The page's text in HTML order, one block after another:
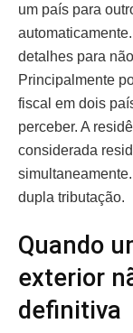
um país para
detalhes para
Principalmente
fiscal em dois
perceber. A
considerada
dupla tributação.
Quando
exterior
definitiva